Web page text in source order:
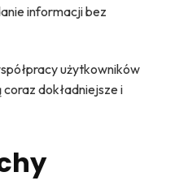
informacji bez
użytkowników
dokładniejsze i